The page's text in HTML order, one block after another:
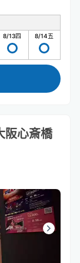
8/13四 8/14五
阪心斎橋